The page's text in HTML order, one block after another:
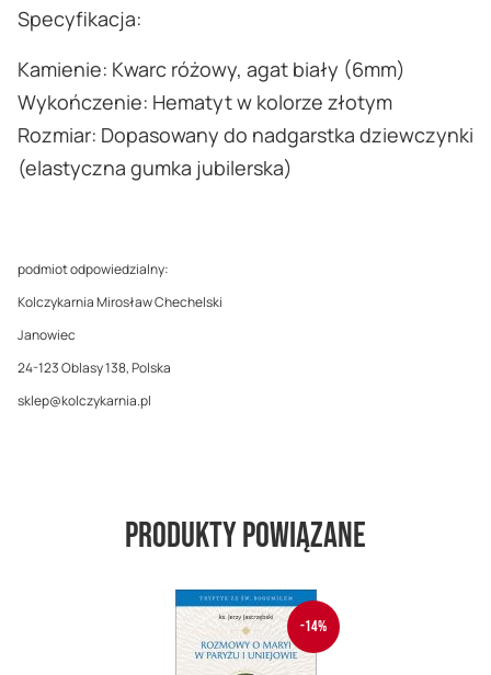
Specyfikacja:
Kamienie: Kwarc różowy, agat biały (6mm)
Wykończenie: Hematyt w kolorze złotym
Rozmiar: Dopasowany do nadgarstka dziewczynki
(elastyczna gumka jubilerska)
podmiot odpowiedzialny:
Kolczykarnia Mirosław Chechelski
Janowiec
24-123 Oblasy 138, Polska
sklep@kolczykarnia.pl
Produkty powiązane
-14%